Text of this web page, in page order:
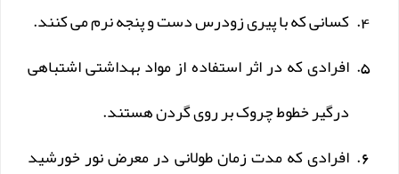
کسانی که با پیری زودرس دست و پنجه نرم می کنند.
افرادی که در اثر استفاده از مواد بهداشتی اشتباهی
درگیر خطوط چروک بر روی گردن هستند.
افرادی که مدت زمان طولانی در معرض نور خورشید